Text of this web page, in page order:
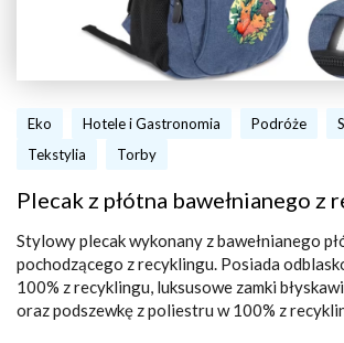
Eko Hotele i Gastronomia Podróże
Tekstylia
Torby
Plecak z płótna bawełnianego z
Stylowy plecak wykonany z bawełnianego
pochodzącego z recyklingu. Posiada
100% z recyklingu, luksusowe zamki
oraz podszewkę z poliestru w 100% z